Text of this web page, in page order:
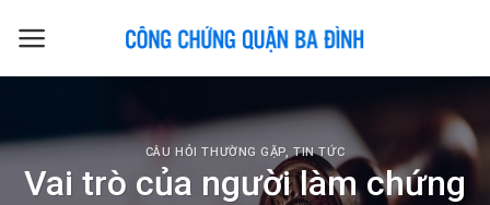
CÂU HỎI THƯỜNG GẶP,TIN TỨC
Vai trò của người làm chứng